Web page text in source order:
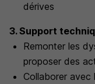
dérives
3. Support
Remonter les
proposer des
Collaborer avec